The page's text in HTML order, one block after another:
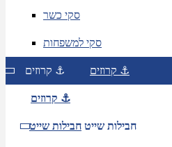
סקי כשר
סקי למשפחות
קרוזים ⚓ קרוזים ⚓
קרוזים ⚓
חבילות שייט חבילות שייט